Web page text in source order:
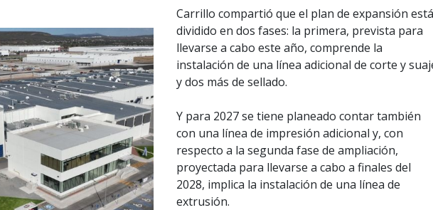
Carrillo compartió que el plan de expansión está
dividido en dos fases: la primera, prevista para
llevarse a cabo este año, comprende la
instalación de una línea adicional de corte y
y dos más de sellado.
Y para 2027 se tiene planeado contar también
con una línea de impresión adicional y, con
respecto a la segunda fase de ampliación,
proyectada para llevarse a cabo a finales del
2028, implica la instalación de una línea de
extrusión.